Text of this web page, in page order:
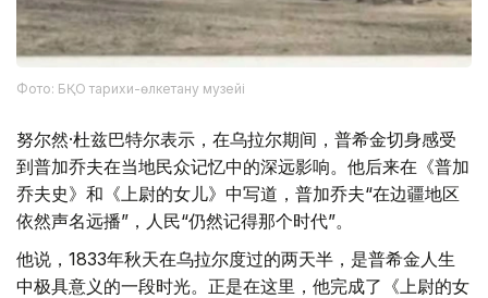
Фото: БҚО тарихи-өлкетану музейі
努尔然·杜兹巴特尔表示，在乌拉尔期间，普希金切身感受
到普加乔夫在当地民众记忆中的深远影响。他后来在《普加
乔夫史》和《上尉的女儿》中写道，普加乔夫“在边疆地区
依然声名远播”，人民“仍然记得那个时代”。
他说，1833年秋天在乌拉尔度过的两天半，是普希金人生
中极具意义的一段时光。正是在这里，他完成了《上尉的女